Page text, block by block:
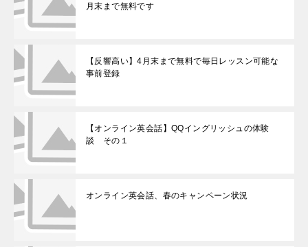
月末まで無料です
【反響高い】4月末まで無料で毎日レッスン可能な
事前登録
【オンライン英会話】QQイングリッシュの体験
談 その１
オンライン英会話、春のキャンペーン状況